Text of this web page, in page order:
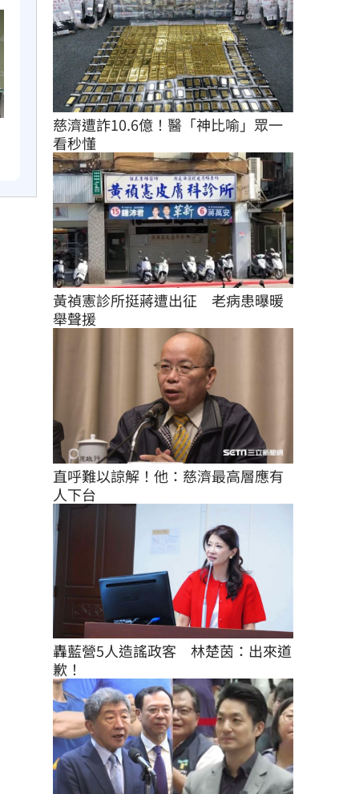
慈濟遭詐10.6億！醫「神比喻」眾一
看秒懂
黃禎憲診所挺蔣遭出征　老病患曝暖
舉聲援
直呼難以諒解！他：慈濟最高層應有
人下台
轟藍營5人造謠政客　林楚茵：出來道
歉！